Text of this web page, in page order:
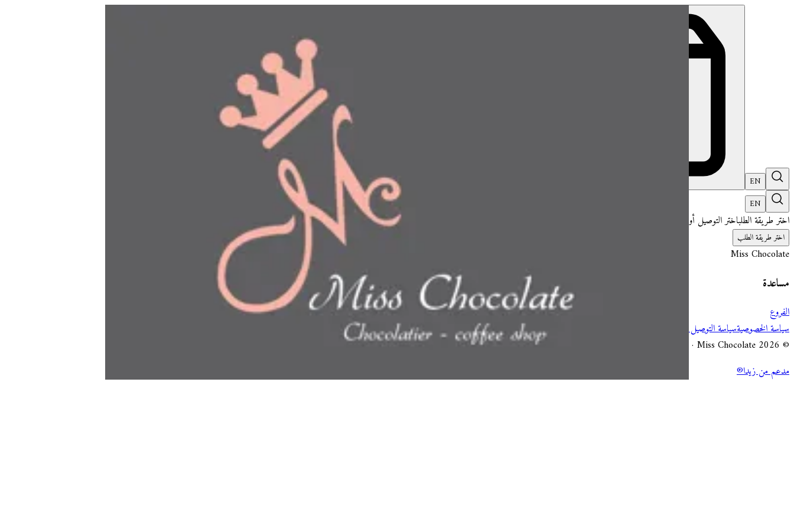
EN
EN
اختر طريقة الطلباختر التوصيل أو الاستلام حتى نتمكن من عرض هذا الصنف وبدء طلبك
اختر طريقة الطلب
Miss Chocolate
مساعدة
الفروع
سياسة الخصوصيةسياسة التوصيل والإلغاء
© 2026 Miss Chocolate · جميع الحقوق محفوظة.
مدعم من زيدا®
ميس شوكلت| مطعم للطلب اونلاين